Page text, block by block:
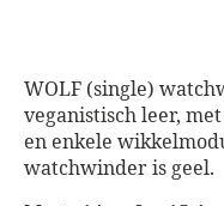
WOLF (single)
veganistisch leer,
en enkele
watchwinder is geel.